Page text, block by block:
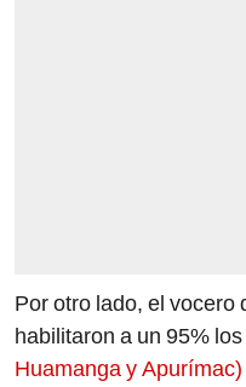
Por otro lado, el vocero
habilitaron a un 95%
Huamanga y